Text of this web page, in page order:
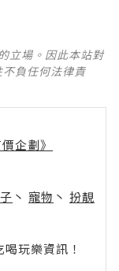
立場。因此本站對
負任何法律責
企劃》
丶 寵物 丶 扮靚
玩樂資訊！